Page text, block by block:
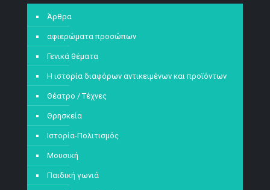
Άρθρα
αφιερώματα προσώπων
Γενικά θέματα
Η ιστορία διαφόρων αντικειμένων και προϊόντων
Θέατρο / Τέχνες
Θρησκεία
Ιστορία-Πολιτισμός
Μουσική
Παιδική γωνιά